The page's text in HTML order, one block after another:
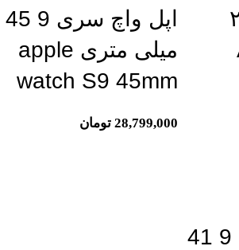
۲
اپل واچ سری 9 45
میلی متری apple
watch S9 45mm
28,799,000 تومان
اپل واچ سری 9 41